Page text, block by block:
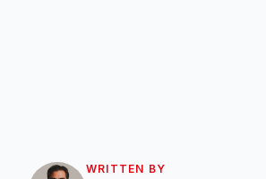
WRITTEN BY